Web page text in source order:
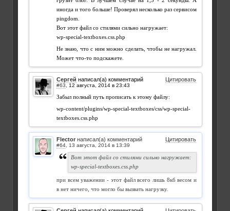
иногда и того больше! Проверял несколько раз сервисом
pingdom.
Вот этот файл со стилями сильно нагружает:
wp-special-textboxes.css.php
Не знаю, что с ним можно сделать, чтобы не нагружал.
Может что-то подскажете.
Сергей написал(а) комментарий Цитировать
#63
Забыл полный путь прописать к этому файлу:
wp-content/plugins/wp-special-textboxes/css/wp-special-
textboxes.css.php
Flector написал(а) комментарий Цитировать
#64
Вот этот файл со стилями сильно нагружает:
wp-special-textboxes.css.php
при всем уважении - этот файл всего лишь 8кб весом и
в нет ничего, что могло бы вызвать нагрузку.